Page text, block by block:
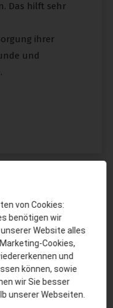
Das hilft sehr
ihrer
und
Bestellung
einen Partner
von Cookies:
benötigen wir
Website alles
Cookies,
und
können, sowie
wir Sie besser
unserer Webseiten.